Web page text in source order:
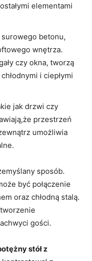
elementami
betonu,
wnętrza.
czy okna, tworzą
i ciepłymi
jak drzwi czy
przestrzeń
umożliwia
sposób.
być połączenie
oraz chłodną stalą.
gości.
stół z